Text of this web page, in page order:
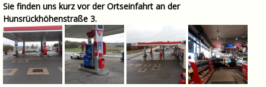
Sie finden uns kurz vor der Ortseinfahrt an der
Hunsrückhöhenstraße 3.